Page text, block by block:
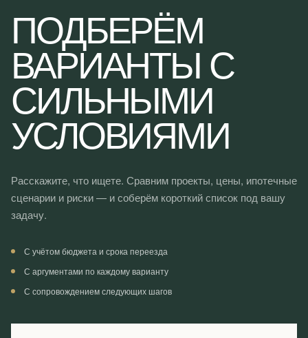
ПОДБЕРЁМ
ВАРИАНТЫ С
СИЛЬНЫМИ
УСЛОВИЯМИ
Расскажите, что ищете. Сравним проекты, цены, ипотечные
сценарии и риски — и соберём короткий список под вашу
задачу.
С учётом бюджета и срока переезда
С аргументами по каждому варианту
С сопровождением следующих шагов